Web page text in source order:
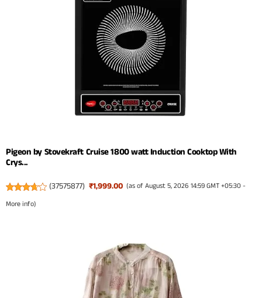
Pigeon by Stovekraft Cruise 1800 watt Induction Cooktop With
Crys...
(37575877) ₹1,999.00 (as of August 5, 2026 14:59 GMT +05:30 -
More info)